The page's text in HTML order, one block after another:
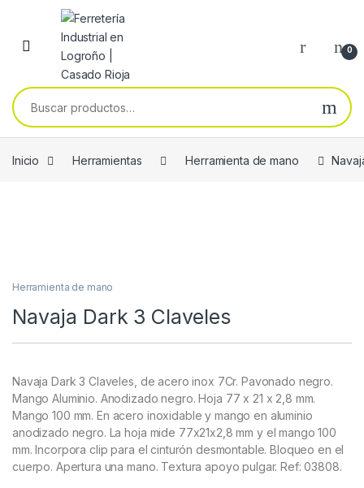
Skip to navigation
Skip to content
0
Buscar por:
Inicio Herramientas Herramienta de mano
Herramienta de mano
Navaja Dark 3 Claveles
Navaja Dark 3 Claveles, de acero inox 7Cr. Pavonado negro.
Mango Aluminio. Anodizado negro. Hoja 77 x 21 x 2,8 mm.
Mango 100 mm. En acero inoxidable y mango en aluminio
anodizado negro. La hoja mide 77x21x2,8 mm y el mango 100
mm. Incorpora clip para el cinturón desmontable. Bloqueo en el
cuerpo. Apertura una mano. Textura apoyo pulgar. Ref: 03808.